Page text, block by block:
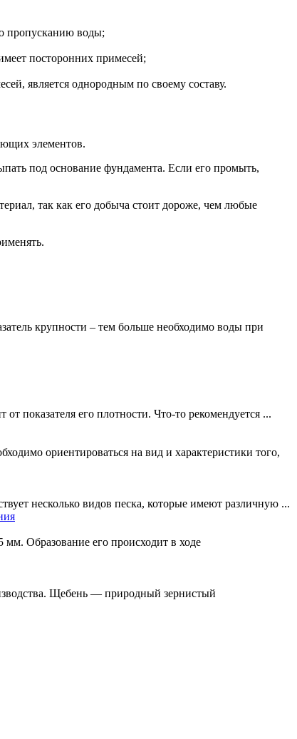
пропусканию воды;
посторонних примесей;
является однородным по своему составу.
элементов.
под основание фундамента. Если его промыть,
так как его добыча стоит дороже, чем любые
крупности – тем больше необходимо воды при
показателя его плотности. Что-то рекомендуется ...
ориентироваться на вид и характеристики того,
несколько видов песка, которые имеют различную ...
Образование его происходит в ходе
Щебень — природный зернистый